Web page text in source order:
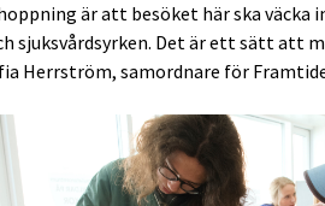
är att besöket här ska väcka
sjuksvårdsyrken. Det är ett sätt att
Herrström, samordnare för